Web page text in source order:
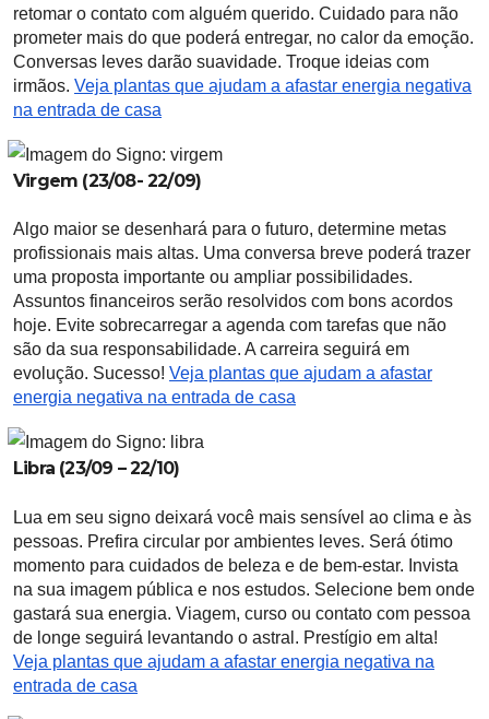
retomar o contato com alguém querido. Cuidado para não
prometer mais do que poderá entregar, no calor da emoção.
Conversas leves darão suavidade. Troque ideias com
irmãos. Veja plantas que ajudam a afastar energia negativa
na entrada de casa
Virgem (23/08- 22/09)
Algo maior se desenhará para o futuro, determine metas
profissionais mais altas. Uma conversa breve poderá trazer
uma proposta importante ou ampliar possibilidades.
Assuntos financeiros serão resolvidos com bons acordos
hoje. Evite sobrecarregar a agenda com tarefas que não
são da sua responsabilidade. A carreira seguirá em
evolução. Sucesso! Veja plantas que ajudam a afastar
energia negativa na entrada de casa
Libra (23/09 – 22/10)
Lua em seu signo deixará você mais sensível ao clima e às
pessoas. Prefira circular por ambientes leves. Será ótimo
momento para cuidados de beleza e de bem-estar. Invista
na sua imagem pública e nos estudos. Selecione bem onde
gastará sua energia. Viagem, curso ou contato com pessoa
de longe seguirá levantando o astral. Prestígio em alta!
Veja plantas que ajudam a afastar energia negativa na
entrada de casa